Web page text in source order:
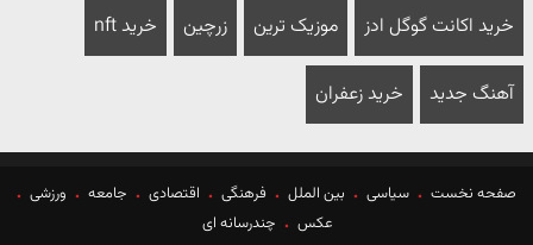
خرید اکانت گوگل ادز موزیک ترین زرچین خرید nft
آهنگ جدید خرید زعفران
صفحه نخست سیاسی بین الملل فرهنگی اقتصادی جامعه
ورزشی
عکس
چندرسانه ای